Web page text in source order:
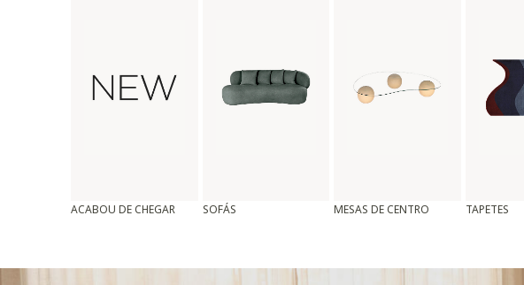
ACABOU DE CHEGAR SOFÁS MESAS DE CENTRO TAPETES